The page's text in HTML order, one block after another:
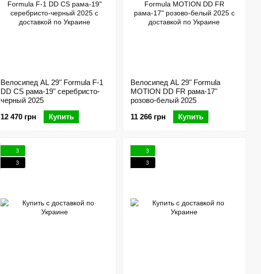
Велосипед AL 29" Formula F-1
DD CS рама-19" серебристо-
черный 2025
12 470 грн
Купить
Велосипед AL 29" Formula
MOTION DD FR рама-17"
розово-белый 2025
11 266 грн
Купить
3
3
3
3